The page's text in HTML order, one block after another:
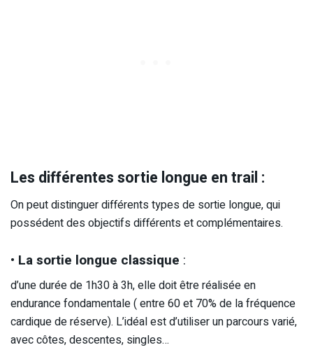
Les différentes sortie longue en trail :
On peut distinguer différents types de sortie longue, qui
possédent des objectifs différents et complémentaires.
• La sortie longue classique :
d’une durée de 1h30 à 3h, elle doit être réalisée en
endurance fondamentale ( entre 60 et 70% de la fréquence
cardique de réserve). L’idéal est d’utiliser un parcours varié,
avec côtes, descentes, singles…